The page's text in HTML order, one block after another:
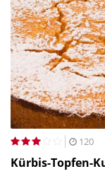
120
Kürbis-Topfen-